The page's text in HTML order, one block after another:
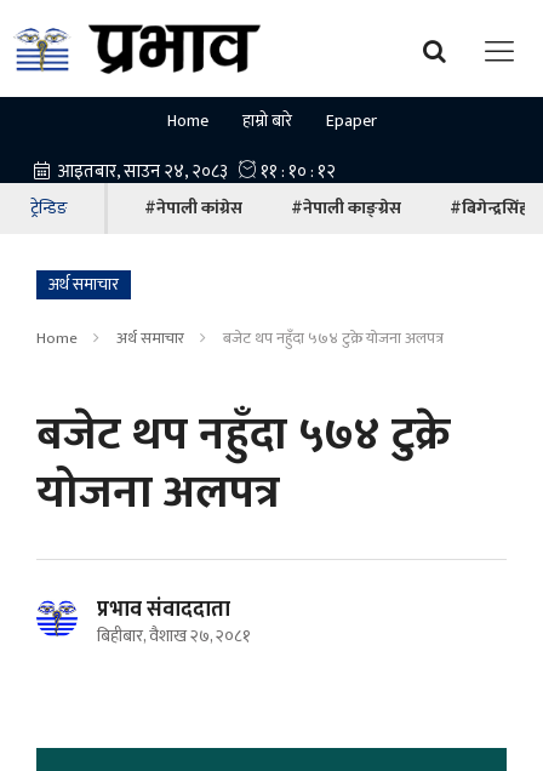
Home हाम्रो बारे Epaper
ट्रेन्डिङ #नेपाली कांग्रेस #नेपाली काङ्ग्रेस #बिगेन्द्रसिंह
अर्थ समाचार
Home अर्थ समाचार बजेट थप नहुँदा ५७४ टुक्रे योजना अलपत्र
बजेट थप नहुँदा ५७४ टुक्रे
योजना अलपत्र
प्रभाव संवाददाता
बिहीबार, वैशाख २७, २०८१